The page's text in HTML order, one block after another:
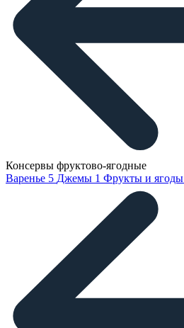
Консервы фруктово-ягодные
Варенье 5 Джемы 1 Фрукты и ягоды